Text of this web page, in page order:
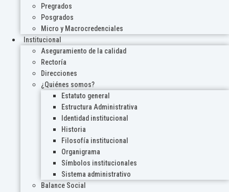
Pregrados
Posgrados
Micro y Macrocredenciales
Institucional
Aseguramiento de la calidad
Rectoría
Direcciones
¿Quiénes somos?
Estatuto general
Estructura Administrativa
Identidad institucional
Historia
Filosofía institucional
Organigrama
Símbolos institucionales
Sistema administrativo
Balance Social